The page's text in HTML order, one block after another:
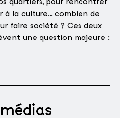
à la culture… combien de
faire société ? Ces deux
une question majeure :